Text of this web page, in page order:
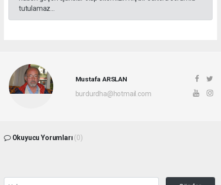
tutulamaz...
Mustafa ARSLAN
burdurdha@hotmail.com
Okuyucu Yorumları (0)